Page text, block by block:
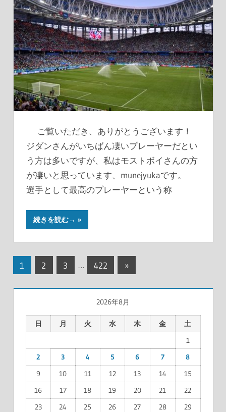
ご覧いただき、ありがとうございます！
ジダンさんがいちばん凄いプレーヤーだとい
う方は多いですが、私はモストボイさんの方
が凄いと思っています、munejyukaです。
選手として最高のプレーヤーという称
続きを読む→
投
稿
ー
シ
ョ
1 2 3 … 422
次
事
»
2026年8月
日 月 火 水 木 金
土
1
2
3 4 5 6 7
8
9
10 11 12 13 14
15
16
17 18 19 20 21
22
23
24 25 26 27 28
29